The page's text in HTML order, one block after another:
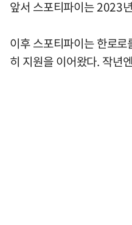
앞서 스포티파이는 2023
이후 스포티파이는 한로
히 지원을 이어왔다. 작년